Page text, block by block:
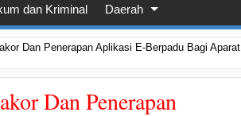
dan Kriminal Daerah
Dan Penerapan Aplikasi E-Berpadu Bagi Aparat
Dan Penerapan